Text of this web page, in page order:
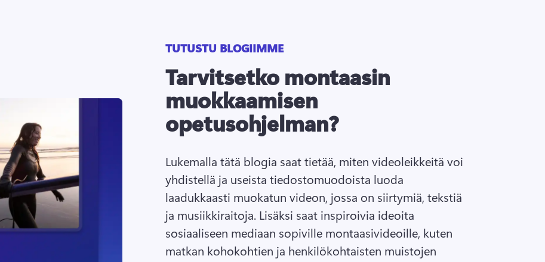
TUTUSTU BLOGIIMME
Tarvitsetko montaasin
muokkaamisen
opetusohjelman?
Lukemalla tätä blogia saat tietää, miten videoleikkeitä voi
yhdistellä ja useista tiedostomuodoista luoda
laadukkaasti muokatun videon, jossa on siirtymiä, tekstiä
ja musiikkiraitoja. Lisäksi saat inspiroivia ideoita
sosiaaliseen mediaan sopiville montaasivideoille, kuten
matkan kohokohtien ja henkilökohtaisten muistojen